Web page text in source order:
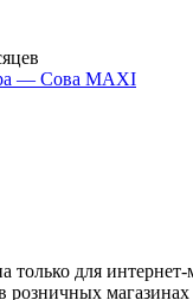
только для
розничных магазинах